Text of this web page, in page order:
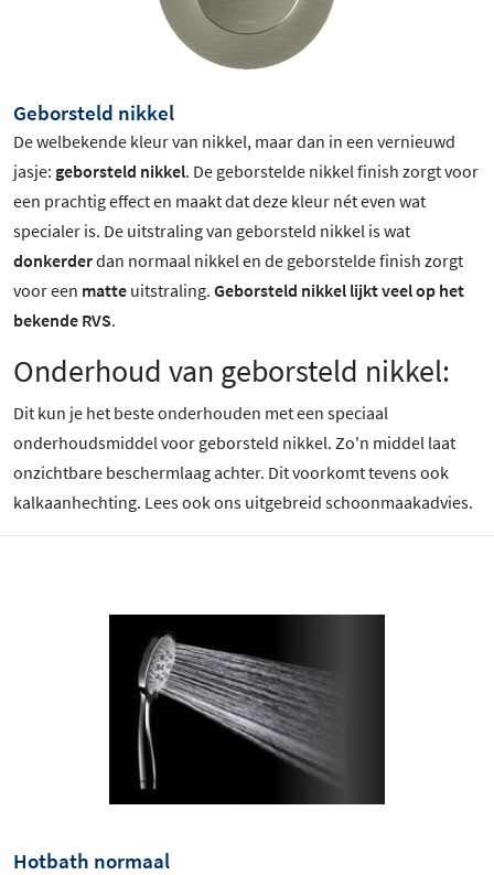
Geborsteld nikkel
De welbekende kleur van nikkel, maar dan in een vernieuwd
jasje: geborsteld nikkel. De geborstelde nikkel finish zorgt voor
een prachtig effect en maakt dat deze kleur nét even wat
specialer is. De uitstraling van geborsteld nikkel is wat
donkerderdan normaal nikkel en de geborstelde finish zorgt
voor een matte uitstraling. Geborsteld nikkel lijkt veel op het
bekende RVS.
Onderhoud van geborsteld nikkel:
Dit kun je het beste onderhouden met een speciaal
onderhoudsmiddel voor geborsteld nikkel. Zo'n middel laat
onzichtbare beschermlaag achter. Dit voorkomt tevens ook
kalkaanhechting. Lees ook ons uitgebreid schoonmaakadvies.
Hotbath normaal